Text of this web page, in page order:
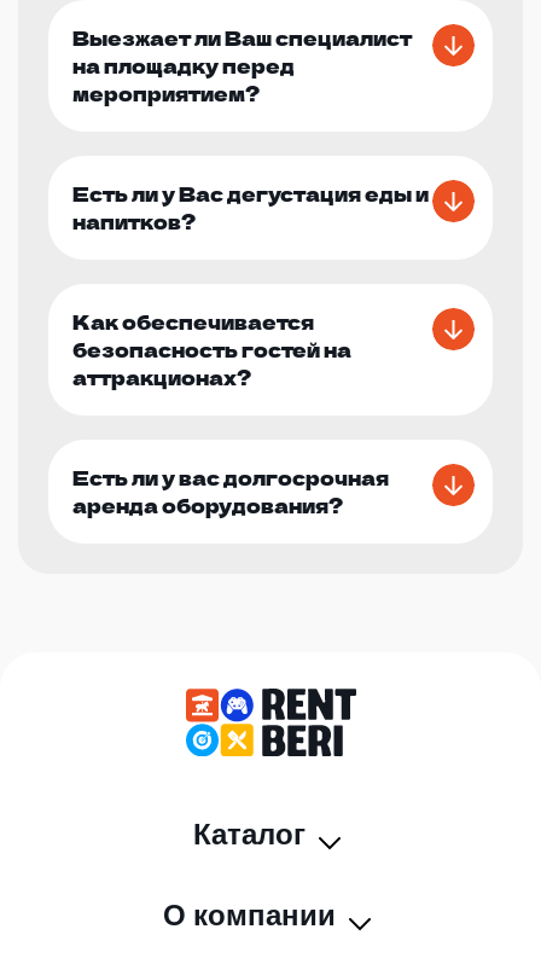
Выезжает ли Ваш специалист
на площадку перед
мероприятием?
Есть ли у Вас дегустация еды и
напитков?
Как обеспечивается
безопасность гостей на
аттракционах?
Есть ли у вас долгосрочная
аренда оборудования?
Каталог
О компании